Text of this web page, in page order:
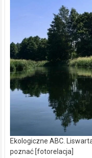
Ekologiczne ABC.
poznać [fotorelacja]